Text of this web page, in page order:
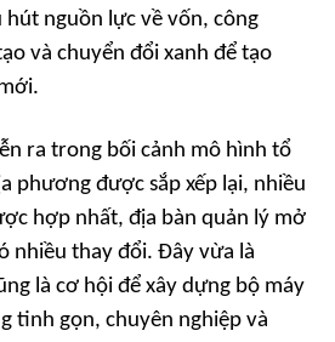
nguồn lực về vốn, công
và chuyển đổi xanh để tạo
ra trong bối cảnh mô hình tổ
phương được sắp xếp lại, nhiều
hợp nhất, địa bàn quản lý mở
nhiều thay đổi. Đây vừa là
là cơ hội để xây dựng bộ máy
tinh gọn, chuyên nghiệp và